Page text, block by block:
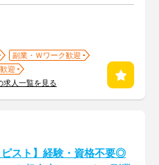
副業・Ｗワーク歓迎
迎
求人一覧を見る
ピスト】経験・資格不要◎